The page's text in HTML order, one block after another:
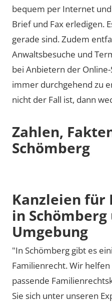
bequem per Internet
Brief und Fax erledigen.
gerade sind. Zudem
Anwaltsbesuche und
bei Anbietern der Online-
immer durchgehend zu
nicht der Fall ist, dann
Zahlen,
Schömberg
Kanzleien
in Schömberg
Umgebung
"In Schömberg gibt es
Familienrecht. Wir
passende
Sie sich unter unseren